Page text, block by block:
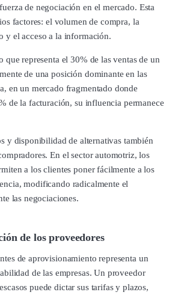
de negociación en el mercado. Esta
factores: el volumen de compra, la
y el acceso a la información.
representa el 30% de las ventas de un
de una posición dominante en las
en un mercado fragmentado donde
de la facturación, su influencia permanece
y disponibilidad de alternativas también
En el sector automotriz, los
a los clientes poner fácilmente a los
modificando radicalmente el
las negociaciones.
de los proveedores
de aprovisionamiento representa un
de las empresas. Un proveedor
puede dictar sus tarifas y plazos,